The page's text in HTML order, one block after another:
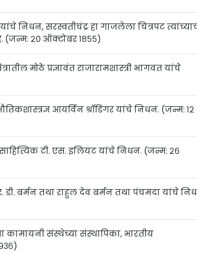
निधन, सरस्वतीचंद्र हा गाजलेला चित्रपट
(जन्म: २० ऑक्टोबर १८५५)
मोठे प्रज्ञावंत राजारामशास्त्री भागवत यांचे
आयर्विन श्रॉडिंगर यांचे निधन. (जन्म: १२
टी. एस. इलियट यांचे निधन. (जन्म: २६
डी. बर्मन तथा राहुल देव बर्मन तथा पंचमदा यांचे
संस्थेच्या संस्थापिका, भारतीय